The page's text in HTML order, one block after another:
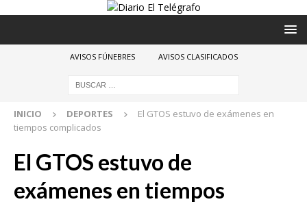
AVISOS FÚNEBRES AVISOS CLASIFICADOS
INICIO DEPORTES
El GTOS estuvo de exámenes en
tiempos complicados
El GTOS estuvo de
exámenes en tiempos